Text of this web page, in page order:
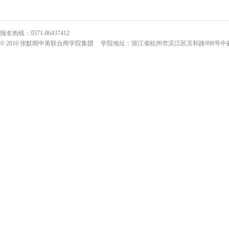
报名热线：0571-86437412
© 2016 张默闻中美联合商学院集团
学院地址：浙江省杭州市滨江区滨和路998号中